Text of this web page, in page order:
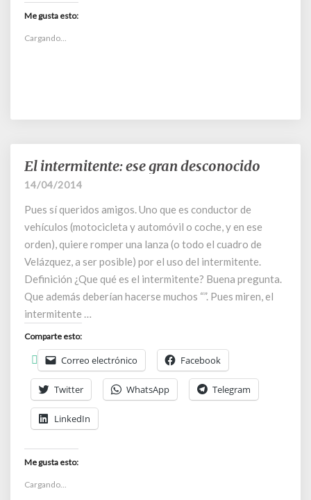
Me gusta esto:
Cargando...
El
intermitente:
gran
desconocido
El intermitente: ese gran desconocido
14/04/2014
Pues sí queridos amigos. Uno que es conductor de
vehículos (motocicleta y automóvil o coche, y en ese
orden), quiere romper una lanza (o todo el cuadro de
Velázquez, a ser posible) por el uso del intermitente.
Definición ¿Que qué es el intermitente? Buena pregunta.
Que además deberían hacerse muchos “”. Pues miren, el
intermitente …
Comparte esto:
Correo electrónico Facebook
Twitter WhatsApp Telegram
LinkedIn
Me gusta esto:
Cargando...